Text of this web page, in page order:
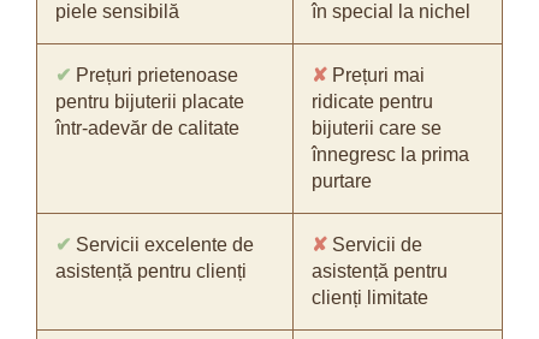
piele sensibilă
în special la nichel
✔ Prețuri prietenoase
pentru bijuterii placate
într-adevăr de calitate
✘ Prețuri mai
ridicate pentru
bijuterii care se
înnegresc la prima
purtare
✔ Servicii excelente de
asistență pentru clienți
✘ Servicii de
asistență pentru
clienți limitate